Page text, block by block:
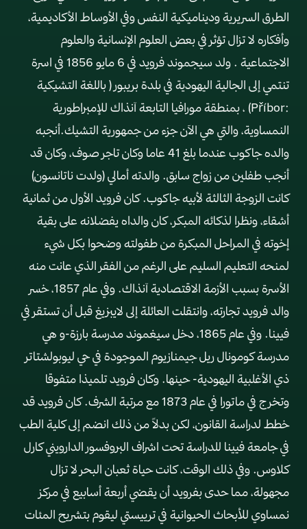
الطرق السريرية وديناميكية النفس وفي الأوساط الأكاديمية،
وأفكاره لا تزال تؤثر في بعض العلوم الإنسانية والعلوم
الاجتماعية . ولد سيجموند فرويد في 6 مايو 1856 في اسرة
تنتمي إلى الجالية اليهودية في بلدة بريبور ( باللغة التشيكية
:Příbor) ، بمنطقة مورافيا التابعة آنذاك للإمبراطورية
النمساوية، والتي هي الآن جزء من جمهورية التشيك.أنجبه
والده جاكوب عندما بلغ 41 عاما وكان تاجر صوف، وكان قد
أنجب طفلين من زواج سابق. والدته أمالي (ولدت ناتانسون)
كانت الزوجة الثالثة لأبيه جاكوب. كان فرويد الأول من ثمانية
أشقاء، ونظرا لذكائه المبكر، كان والداه يفضلانه على بقية
إخوته في المراحل المبكرة من طفولته وضحوا بكل شيء
لمنحه التعليم السليم على الرغم من الفقر الذي عانت منه
الأسرة بسبب الأزمة الاقتصادية آنذاك. وفي عام 1857، خسر
والد فرويد تجارته، وانتقلت العائلة إلى لايبزيغ قبل أن تستقر في
فيينا. وفي عام 1865، دخل سيغموند مدرسة بارزة-و هي
مدرسة كومونال ريل جيمنازيوم الموجودة في حي ليوبولشتاتر
ذي الأغلبية اليهودية- حينها. وكان فرويد تلميذا متفوقا
وتخرج في ماتورا في عام 1873 مع مرتبة الشرف. كان فرويد قد
خطط لدراسة القانون، لكن بدلاً من ذلك انضم إلى كلية الطب
في جامعة فيينا للدراسة تحت اشراف البروفسور الدارويني كارل
كلاوس. وفي ذلك الوقت، كانت حياة ثعبان البحر لا تزال
مجهولة، مما حدى بفرويد أن يقضي أربعة أسابيع في مركز
نمساوي للأبحاث الحيوانية في ترييستي ليقوم بتشريح المئات